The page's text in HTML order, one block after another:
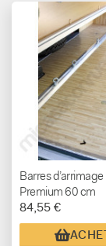
Barres
Premium 60 cm
84,55 €